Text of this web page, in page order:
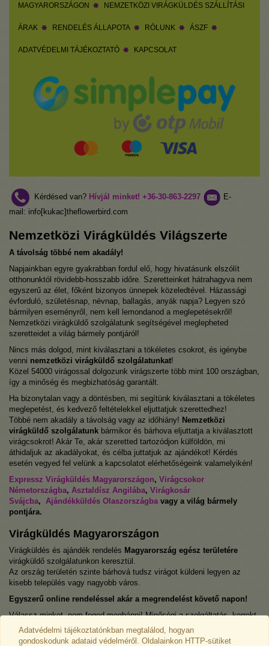
Adatvédelmi tájékoztatónkban megtalálod, hogyan
gondoskodunk adataid védelméről. Oldalainkon HTTP-sütiket
MAGYARORSZÁGON NEMZETKÖZI VIRÁGKÜLDÉS SZÁLLÍTÁSI
ÁRAK RENDELÉS ÁLLAPOTA RÓLUNK ÁSZF
ADATVÉDELMI TÁJÉKOZTATÓ KAPCSOLAT
Kérdésed van? Hívjál minket! +36-30-863-2297
E-
mail: info[kukac]theflowerbird.com
Nemzetközi Virágküldés Világszerte
A távolság többé nem akadály!
Napjainkban egyre gyakrabban fordul elő, hogy hivatásunk elszólít
otthonunktól rövidebb-hosszabb időre. Szeretteinket hátrahagyva nem
egyszerű az élet, főként bizonyos ünnepek közeledtével. Házassági
évforduló, születésnap, névnap, ballagás, anyák napja? Legyen szó
bármilyen eseményről, nem kell lemondanod a meglepetésekről!
Nemzetközi virágküldő szolgálatunk segítségével meglepheted
szeretteidet a világ bármely pontjáról!
Nincs más dolgod, mint kiválasztani a tökéletes csokrot, és igénybe
venni nemzetközi virágküldő szolgálatunkat!
Közel 54000 virágossal dolgozunk virágszerte több mint 100 országban,
így a minőség és megbizhatóság garantált.
Ha bizonytalan vagy a döntésben, mi segítünk kiválasztani a tökéletes
meglepetést, és kedvező feltételekkel eljuttatjuk szerettedhez!
Többé nem akadály a távolság vagy az időhiány! Nemzetközi
virágküldő szolgálatunk bármikor és bárhova eljuttatja a kiválasztott
virágcsokrot! Akár Te, akár szeretted tartozódjon külföldön, mi
áthidaljuk az akadályokat, és célba juttatjuk az ajándékot! Kérdés
esetén vegyed fel velünk a kapcsolatot elérhetőségeink valamelyikén!
Expressz Virágküldés Magyarországon, Virágcsokor
Németországba, Asztaldísz Angilába, Virágkosár
Svájcba, Ajándékküldés Olaszországba vagy a világ bármely
pontjára.
Virágküldés Magyarországon
Virágküldés és ajándék rendelés Magyarország egész területére
virágküldő szolgálatunkon keresztül.
Az ország területén szinte bárhová tudsz virágot küldeni legyen az
kisebb település vagy nagyobb város.
Egyszerű online rendeléssel akár a megrendelést követő napon!
Válassz minket, nem fogod megbánni! Minőségi a szolgáltatás, korrekt
árak, kedves ügyfélszolgálat, frissek és gyönyörűek a virágok.
Alábbi Magyarországi településekre, a teljesség igénye nélkül,akár a